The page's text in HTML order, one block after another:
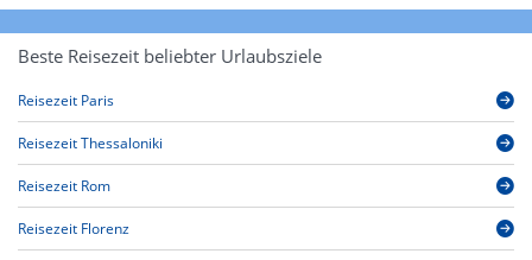
Beste Reisezeit beliebter Urlaubsziele
Reisezeit Paris
Reisezeit Thessaloniki
Reisezeit Rom
Reisezeit Florenz